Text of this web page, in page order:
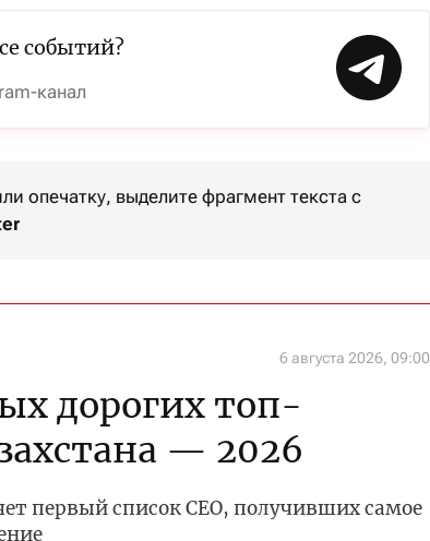
событий?
канал
опечатку, выделите фрагмент текста с
6 августа 2026, 09:00
дорогих топ-
— 2026
первый список CEO, получивших самое